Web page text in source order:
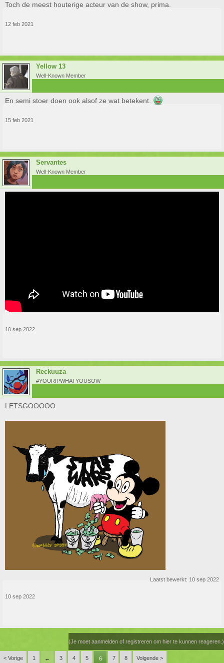
Toch de meest houterige acteur van de show, prima.
12 feb 2021
Yellow 13
Well-Known Member
En semi stoer doen ook alsof ze wat betekent.
15 feb 2021
Servantes
Well-Known Member
10 sep 2022
Reckuuza
#YOURIPWHATYOUSOW
LETSGOOOOO
Laatst bewerkt: 10 sep 2022
10 sep 2022
(Je moet aanmelden of registreren om hier te kunnen reageren.)
< Vorige 1 ← 3 4 5 6 7 8 Volgende >